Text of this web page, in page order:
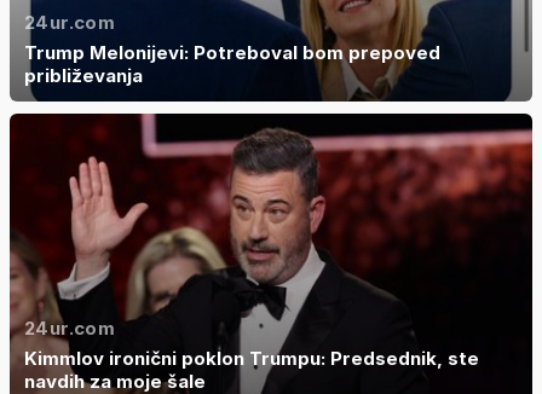
24ur.com
Trump Melonijevi: Potreboval bom prepoved
približevanja
24ur.com
Kimmlov ironični poklon Trumpu: Predsednik, ste
navdih za moje šale